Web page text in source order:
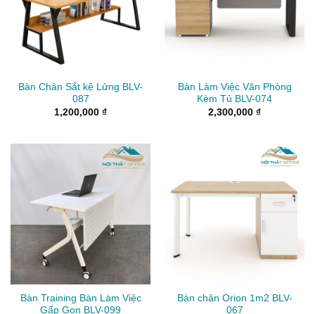
Bàn Chân Sắt kệ Lửng BLV-
087
1,200,000 ₫
Bàn Làm Việc Văn Phòng
Kèm Tủ BLV-074
2,300,000 ₫
Bàn Training Bàn Làm Việc
Gấp Gọn BLV-099
Bàn chân Orion 1m2 BLV-
067